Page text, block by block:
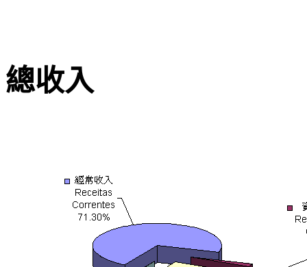
總收入